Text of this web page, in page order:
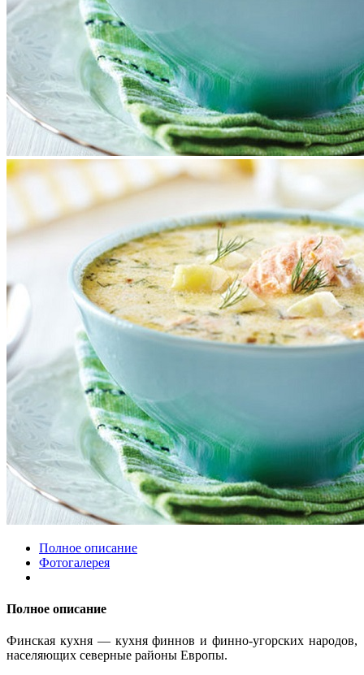
Полное описание
Фотогалерея
Полное описание
Финская кухня — кухня финнов и финно-угорских народов,
населяющих северные районы Европы.